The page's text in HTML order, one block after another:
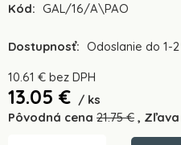
Kód: GAL/16/A\PAO
Dostupnosť: Odoslanie do 1-
10.61 € bez DPH
13.05 €
ks
Pôvodná cena 21.75€ Zľava